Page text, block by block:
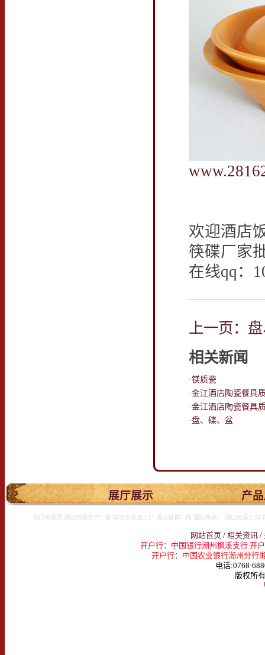
欢迎酒店
筷碟厂家
在线qq：
上一页：
相关新闻
·镁质瓷
·金江酒店陶瓷餐具
·金江酒店陶瓷餐具
·盘、碟、盆
. 展厅展示 产
热门关键词:酒店用瓷生产厂家 宾馆用瓷加工厂 酒店餐具厂商 酒店陶瓷厂 酒店用品公
网站首页/ 相关资讯/
开户行：中国银行潮州枫溪支行 开
开户行：中国农业银行潮州分行
电话:0768-
版权所